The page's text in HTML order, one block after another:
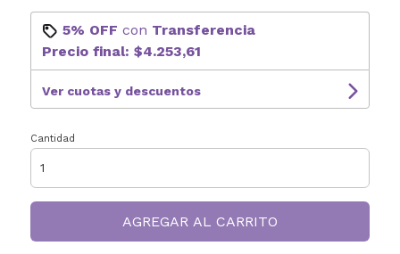
5% OFF con Transferencia
Precio final: $4.253,61
Ver cuotas y descuentos
Cantidad
AGREGAR AL CARRITO